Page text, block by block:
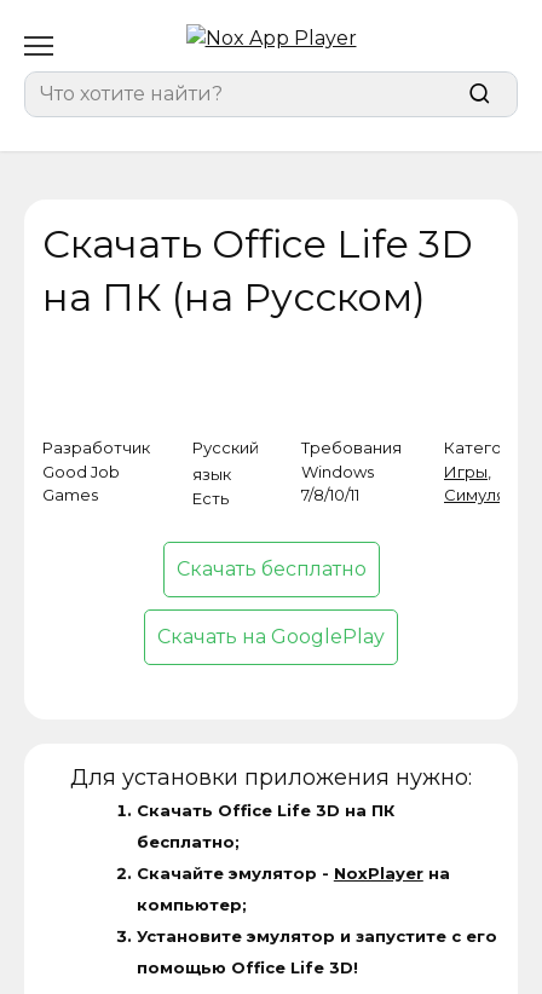
содержанию
for:
Скачать Office Life 3D
на ПК (на Русском)
Разработчик
Good Job
Games
Русский
язык
Есть
Требования
Windows
7/8/10/11
Категория
Игры
Скачать бесплатно
Скачать на GooglePlay
Для установки приложения нужно:
Скачать Office Life 3D на ПК
бесплатно;
Скачайте эмулятор - NoxPlayerна
компьютер;
Установите эмулятор и запустите с его
помощью Office Life 3D!